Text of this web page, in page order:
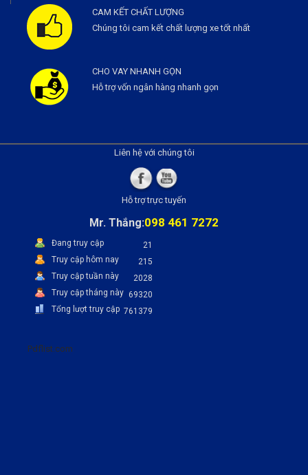
CAM KẾT CHẤT LƯỢNG
Chúng tôi cam kết chất lượng xe tốt nhất
CHO VAY NHANH GỌN
Hỗ trợ vốn ngân hàng nhanh gọn
Liên hệ với chúng tôi
Hỗ trợ trực tuyến
Mr. Thắng:098 461 7272
Đang truy cập
21
Truy cập hôm nay
215
Truy cập tuần này
2028
Truy cập tháng này 69320
Tổng lượt truy cập 761379
Pdflist.com